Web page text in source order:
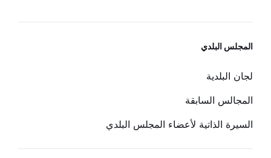
المجلس البلدي
لجان البلدية
المجالس السابقة
السيرة الذاتية لأعضاء المجلس البلدي